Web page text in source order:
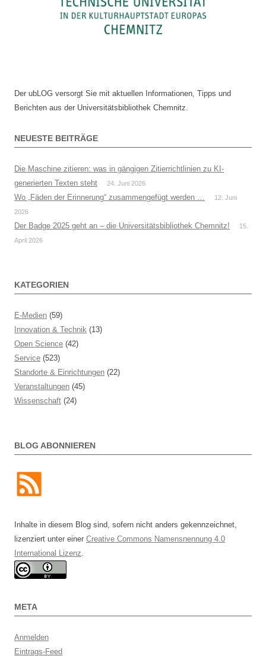
Der ubLOG versorgt Sie mit aktuellen Informationen, Tipps und
Berichten aus der Universitätsbibliothek Chemnitz.
NEUESTE BEITRÄGE
Die Maschine zitieren: was in gängigen Zitierrichtlinien zu KI-
generierten Texten steht
24. Juni 2026
Wo „Fäden der Erinnerung“ zusammengefügt werden …
12. Juni
2026
Der Badge 2025 geht an – die Universitätsbibliothek Chemnitz!
15.
April 2026
KATEGORIEN
E-Medien (59)
Innovation & Technik (13)
Open Science (42)
Service (523)
Standorte & Einrichtungen (22)
Veranstaltungen (45)
Wissenschaft (24)
BLOG ABONNIEREN
Inhalte in diesem Blog sind, sofern nicht anders gekennzeichnet,
lizenziert unter einer Creative Commons Namensnennung 4.0
International Lizenz
META
Anmelden
Eintrags-Feed